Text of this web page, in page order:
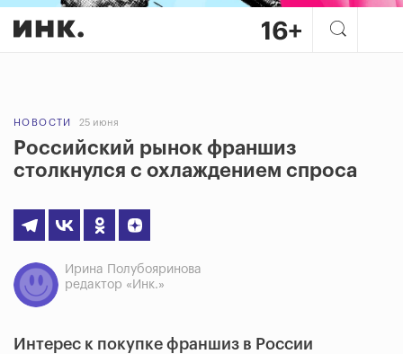
НОВОСТИ 25 июня
Российский рынок франшиз
столкнулся с охлаждением спроса
Ирина Полубояринова
редактор «Инк.»
Интерес к покупке франшиз в России